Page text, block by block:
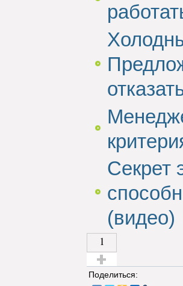
Секрет
(видео)
1
Голос за!
Поделиться: